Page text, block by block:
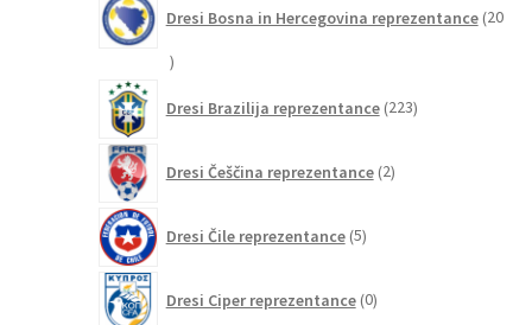
Dresi Bosna in Hercegovina reprezentance 20
20
Dresi Brazilija reprezentance 223izdelkov
Dresi Češčina reprezentance 2izdelka
Dresi Čile reprezentance 5izdelkov
Dresi Ciper reprezentance 0izdelkov